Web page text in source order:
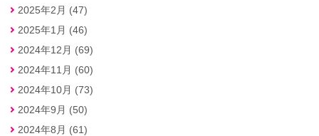
2025年2月 (47)
2025年1月 (46)
2024年12月 (69)
2024年11月 (60)
2024年10月 (73)
2024年9月 (50)
2024年8月 (61)